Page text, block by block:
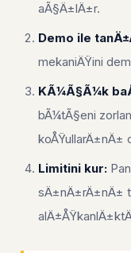
aÃ§Ä±lÄ±r.
Demo ile
mekaniÄŸini
KÃ¼Ã§Ã¼k
bÃ¼tÃ§eni
koÅŸullarÄ±nÄ±
Limitini kur:
sÄ±nÄ±rÄ±nÄ±